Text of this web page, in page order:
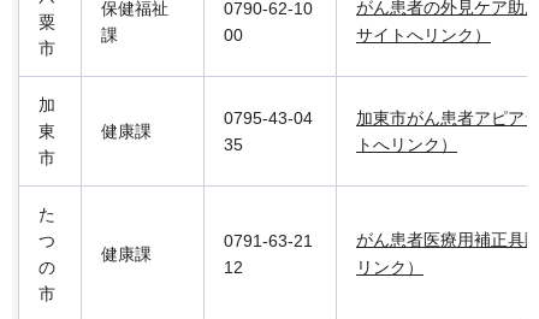
粟
市
保健福祉
課
0790-62-10
00
がん患者の外見ケア助
サイトへリンク）
加
東
市
健康課
0795-43-04
35
加東市がん患者アピア
トへリンク）
た
つ
の
市
健康課
0791-63-21
12
がん患者医療用補正具
リンク）